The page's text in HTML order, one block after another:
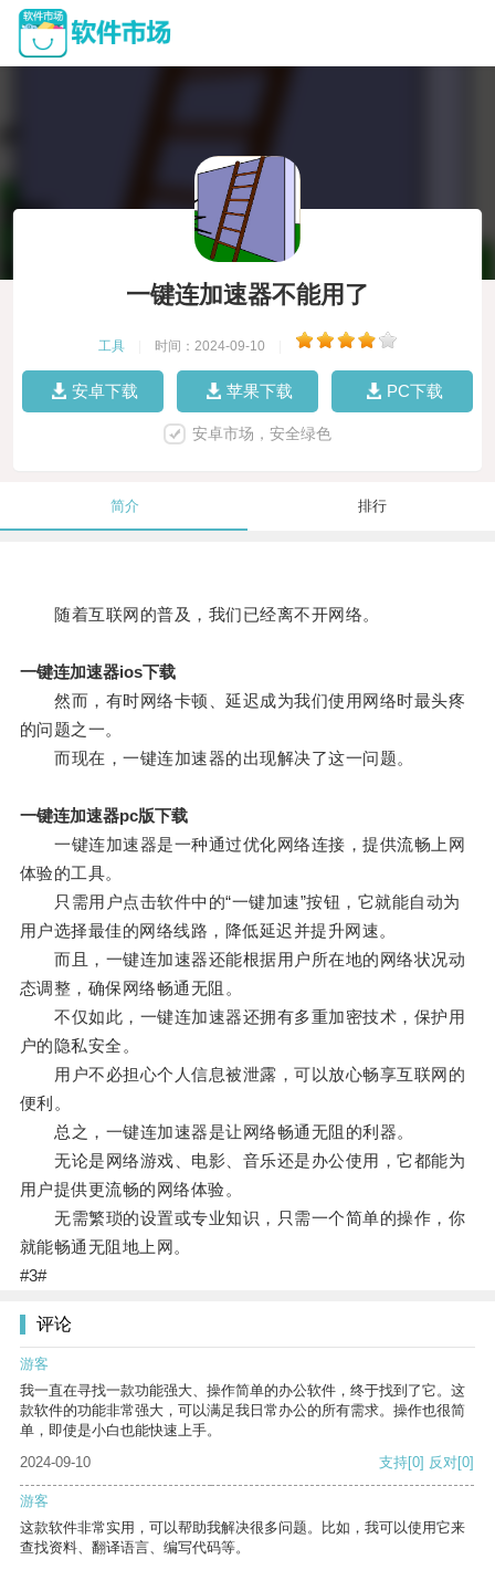
一键连加速器不能用了
工具 时间：2024-09-10
安卓下载 苹果下载 PC下载
安卓市场，安全绿色
简介 排行
随着互联网的普及，我们已经离不开网络。
一键连加速器ios下载
然而，有时网络卡顿、延迟成为我们使用网络时最头疼
的问题之一。
而现在，一键连加速器的出现解决了这一问题。
一键连加速器pc版下载
一键连加速器是一种通过优化网络连接，提供流畅上网
体验的工具。
只需用户点击软件中的“一键加速”按钮，它就能自动为
用户选择最佳的网络线路，降低延迟并提升网速。
而且，一键连加速器还能根据用户所在地的网络状况动
态调整，确保网络畅通无阻。
不仅如此，一键连加速器还拥有多重加密技术，保护用
户的隐私安全。
用户不必担心个人信息被泄露，可以放心畅享互联网的
便利。
总之，一键连加速器是让网络畅通无阻的利器。
无论是网络游戏、电影、音乐还是办公使用，它都能为
用户提供更流畅的网络体验。
无需繁琐的设置或专业知识，只需一个简单的操作，你
就能畅通无阻地上网。
#3#
评论
游客
我一直在寻找一款功能强大、操作简单的办公软件，终于找到了它。这
款软件的功能非常强大，可以满足我日常办公的所有需求。操作也很简
单，即使是小白也能快速上手。
2024-09-10
支持[0] 反对[0]
游客
这款软件非常实用，可以帮助我解决很多问题。比如，我可以使用它来
查找资料、翻译语言、编写代码等。